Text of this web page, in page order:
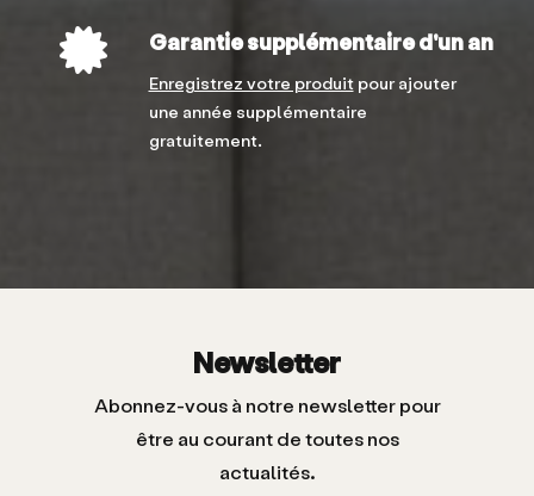
Garantie supplémentaire d'un an
Enregistrez votre produitpour ajouter
une année supplémentaire
gratuitement.
Newsletter
Abonnez-vous à notre newsletter pour
être au courant de toutes nos
actualités.